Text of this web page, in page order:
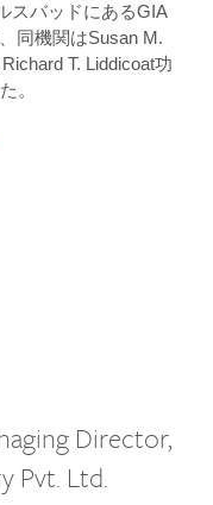
スバッドにあるGIA
同機関はSusan M.
T. Liddicoat功
。
Director,
Pvt. Ltd.